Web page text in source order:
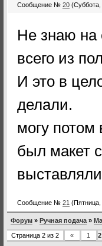
Сообщение № 20 (Суббота,
Не знаю на
всего из
И это в
делали.
могу
был макет
Сообщение № 21 (Пятница,
Форум » Ручная подача »
Страница 2 из 2 « 1 2